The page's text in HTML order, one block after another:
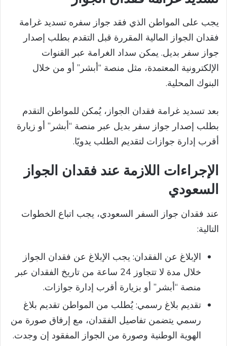
يجب على المواطن الذي فقد جواز سفره تسديد غرامة
فقدان الجواز المالية المقررة قبل التقدم بطلب إصدار
جواز سفر بديل. يمكن سداد الغرامة عبر القنوات
الإلكترونية المعتمدة، مثل منصة “أبشر” أو من خلال
البنوك المحلية.​
بعد تسديد غرامة فقدان الجواز، يُمكن للمواطن التقدم
بطلب إصدار جواز سفر بديل عبر منصة “أبشر” أو زيارة
أقرب إدارة جوازات لتقديم الطلب يدويًا.​
الإجراءات اللازمة عند فقدان الجواز
السعودي
عند فقدان جواز السفر السعودي، يجب اتباع الخطوات
التالية:​
الإبلاغ عن الفقدان: يجب الإبلاغ عن فقدان الجواز
خلال مدة لا تتجاوز 24 ساعة من تاريخ الفقدان عبر
منصة “أبشر” أو بزيارة أقرب إدارة جوازات.​
تقديم بلاغ رسمي: يُطلب من المواطن تقديم بلاغ
رسمي يتضمن تفاصيل الفقدان، مع إرفاق صورة من
الهوية الوطنية وصورة من الجواز المفقود إن وجدت.​